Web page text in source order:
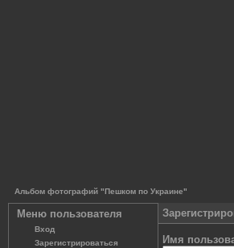
Альбом фотографий "Пешком по Украине"
Меню пользователя
Вход
Зарегистрироваться
Имя